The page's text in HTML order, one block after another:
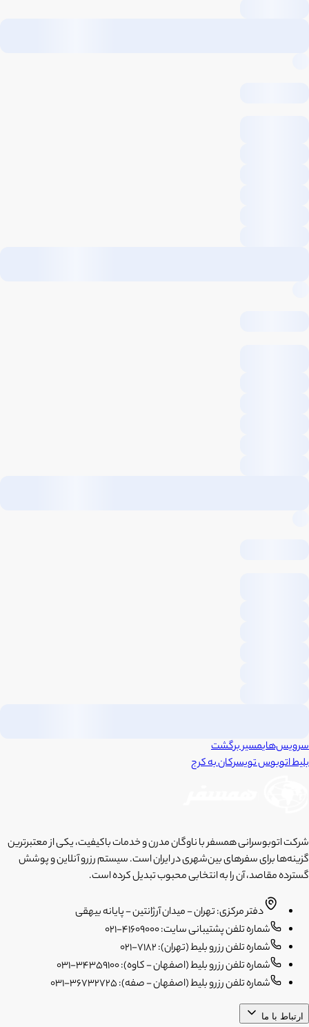
سرویس‌هایمسیر برگشت
بلیط اتوبوستویسرکانبهکرج
شرکت اتوبوسرانی همسفر با ناوگان مدرن و خدمات باکیفیت، یکی از معتبرترین
گزینه‌ها برای سفرهای بین‌شهری در ایران است. سیستم رزرو آنلاین و پوشش
گسترده مقاصد، آن را به انتخابی محبوب تبدیل کرده است.
دفتر مرکزی: تهران - میدان آرژانتین - پایانه بیهقی
شماره تلفن پشتیبانی سایت: 41609000-021
شماره تلفن رزرو بلیط (تهران): 7182-021
شماره تلفن رزرو بلیط (اصفهان - کاوه): 34359100-031
شماره تلفن رزرو بلیط (اصفهان - صفه): 36732725-031
ارتباط با ما